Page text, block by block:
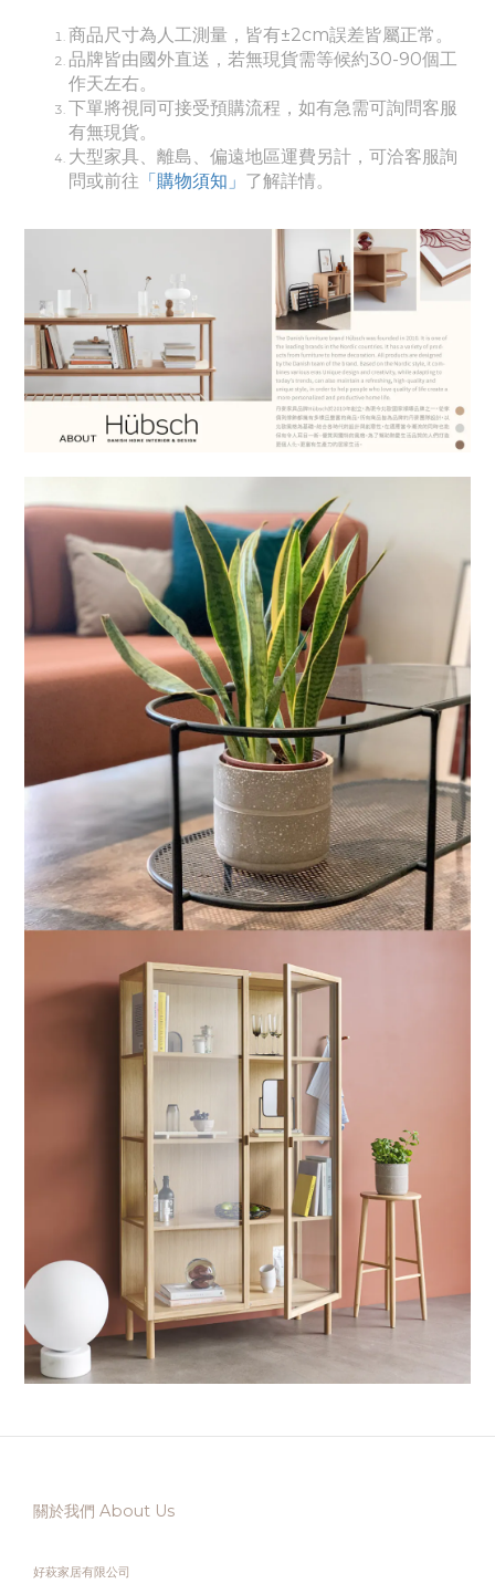
商品尺寸為人工測量，皆有±2cm誤差皆屬正常。
品牌皆由國外直送，若無現貨需等候約30-90個工
作天左右。
下單將視同可接受預購流程，如有急需可詢問客服
有無現貨。
大型家具、離島、偏遠地區運費另計，可洽客服詢
問或前往 「購物須知」 了解詳情。
關於我們 About Us
好萩家居有限公司